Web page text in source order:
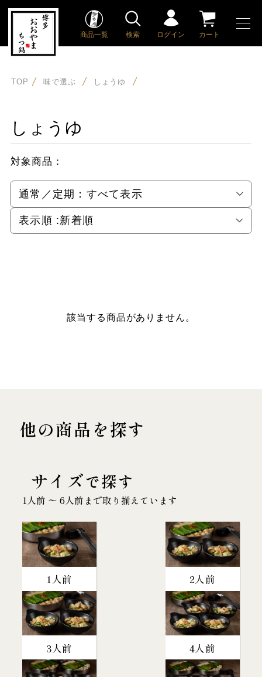
商品一覧 検索 ログイン カート
TOP 味で選ぶ しょうゆ
しょうゆ
対象商品：
通常／定期： すべて表示
表示順 :新着順
該当する商品がありません。
他の商品を探す
サイズで探す
1人前 〜 6人前まで取り揃えています
1人前 2人前
3人前 4人前